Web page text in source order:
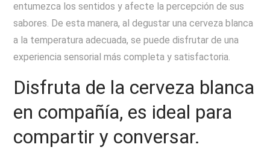
entumezca los sentidos y afecte la percepción de sus
sabores. De esta manera, al degustar una cerveza blanca
a la temperatura adecuada, se puede disfrutar de una
experiencia sensorial más completa y satisfactoria.
Disfruta de la cerveza blanca
en compañía, es ideal para
compartir y conversar.